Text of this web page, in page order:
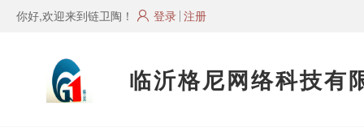
你好,欢迎来到链卫陶！ 登录 注册
临沂格尼网络科技有